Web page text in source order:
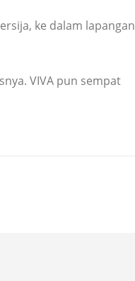
ke dalam lapangan
VIVA pun sempat